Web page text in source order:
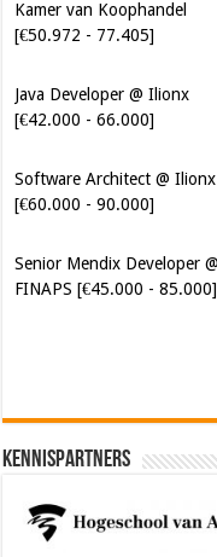
[€42.000 - 66.000]
[€60.000 - 90.000]
FINAPS [€45.000 - 85.000]
Kennispartners